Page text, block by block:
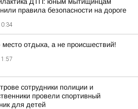
правила безопасности на дороге
отдыха, а не происшествий!
сотрудники полиции и
провели спортивный
для детей